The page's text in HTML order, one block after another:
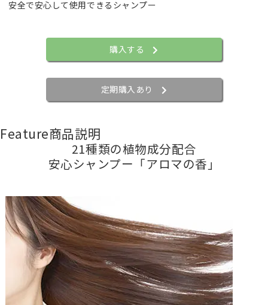
安全で安心して使用できるシャンプー
購入する
定期購入あり
Feature商品説明
21種類の植物成分配合
安心シャンプー「アロマの香」